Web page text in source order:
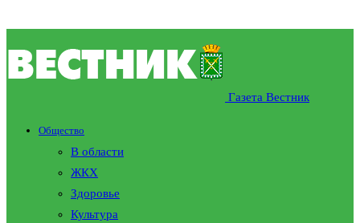
Газета Вестник
Общество
В области
ЖКХ
Здоровье
Культура